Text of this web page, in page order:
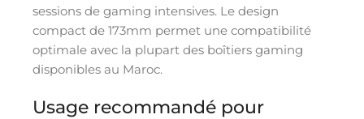
sessions de gaming intensives. Le design
compact de 173mm permet une compatibilité
optimale avec la plupart des boîtiers gaming
disponibles au Maroc.
Usage recommandé pour